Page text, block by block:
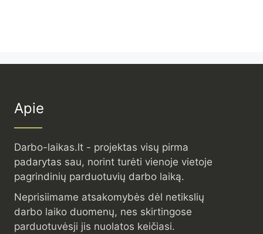
Apie
Darbo-laikas.lt - projektas visų pirma
padarytas sau, norint turėti vienoje vietoje
pagrindinių parduotuvių darbo laiką.
Neprisiimame atsakomybės dėl netikslių
darbo laiko duomenų, nes skirtingose
parduotuvėsji jis nuolatos keičiasi.